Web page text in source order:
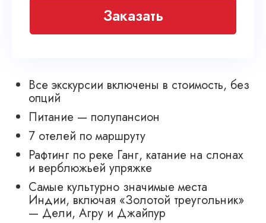
Все экскурсии включены в стоимость, без
опций
Питание — полупансион
7 отелей по маршруту
Рафтинг по реке Ганг, катание на слонах
и верблюжьей упряжке
Самые культурно значимые места
Индии, включая «Золотой треугольник»
— Дели, Агру и Джайпур
Заказать